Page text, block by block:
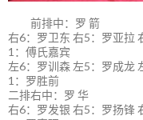
前排中：罗 箭
右6：罗卫东 右5：罗亚拉
1：傅氏嘉宾
左6：罗训森 左5：罗成龙
1：罗胜前
二排右中：罗 华
右6：罗发银 右5：罗扬锋